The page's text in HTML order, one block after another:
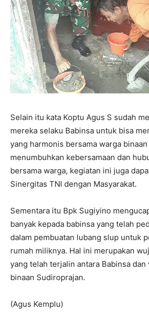
Selain itu kata Koptu Agus S sudah
mereka selaku Babinsa untuk bisa
yang harmonis bersama warga
menumbuhkan kebersamaan dan
bersama warga, kegiatan ini juga
Sinergitas TNI dengan Masyarakat.
Sementara itu Bpk Sugiyino
banyak kepada babinsa yang telah
dalam pembuatan lubang slup untuk
rumah miliknya. Hal ini merupakan
yang telah terjalin antara Babinsa dan
binaan Sudiroprajan.
(Agus Kemplu)